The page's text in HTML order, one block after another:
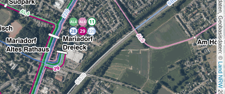
, Kartendaten, Geobasisdaten: ©
Land NRW